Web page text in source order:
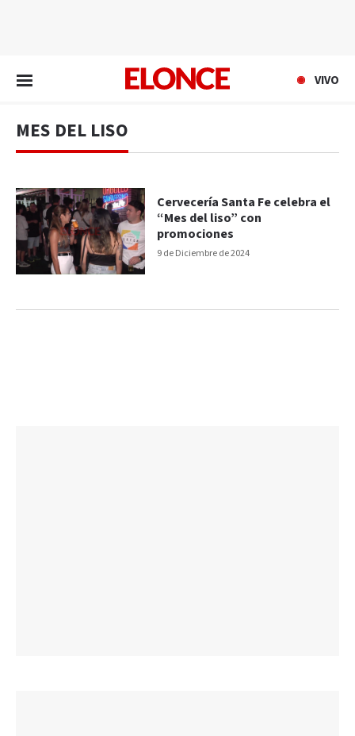
VIVO
MES DEL LISO
9 de Diciembre de 2024
Cervecería Santa Fe celebra el
“Mes del liso” con
promociones